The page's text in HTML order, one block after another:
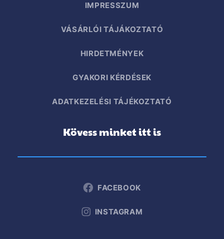
IMPRESSZUM
VÁSÁRLÓI TÁJÁKOZTATÓ
HIRDETMÉNYEK
GYAKORI KÉRDÉSEK
ADATKEZELÉSI TÁJÉKOZTATÓ
Kövess minket itt is
FACEBOOK
INSTAGRAM